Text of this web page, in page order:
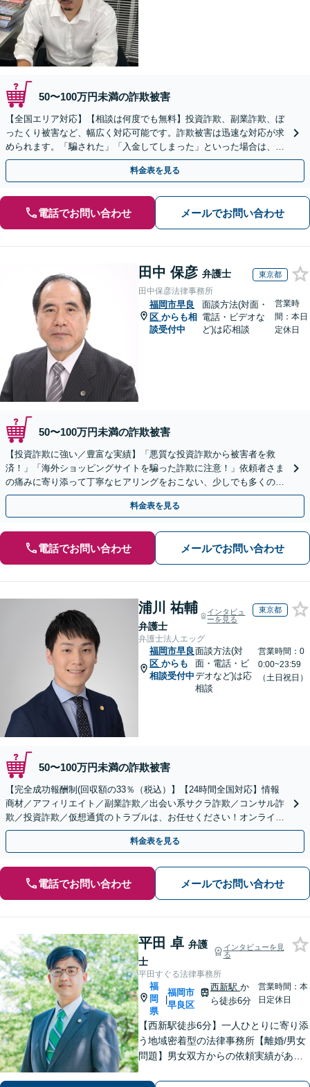
50〜100万円未満の詐欺被害
【全国エリア対応】【相談は何度でも無料】投資詐欺、副業詐欺、ぼ
ったくり被害など、幅広く対応可能です。詐欺被害は迅速な対応が求
められます。「騙された」「入金してしまった」といった場合は、お
早めにご相談ください。【電話・メール・WEB相談可】
料金表を見る
電話でお問い合わせ メールでお問い合わせ
田中 保彦 弁護士 東京都
田中保彦法律事務所
福岡市早良
区 からも相
談受付中
面談方法(対面・
電話・ビデオな
ど)は応相談
営業時
間：本日
定休日
50〜100万円未満の詐欺被害
【投資詐欺に強い／豊富な実績】「悪質な投資詐欺から被害者を救
済！」「海外ショッピングサイトを騙った詐欺に注意！」依頼者さま
の痛みに寄り添って丁寧なヒアリングをおこない、少しでも多くの返
金が得られるよう尽力します！
料金表を見る
電話でお問い合わせ メールでお問い合わせ
浦川 祐輔
弁護士
インタビュ
ーを見る
東京都
弁護士法人エッグ
福岡市早良
区 からも
相談受付中
面談方法(対
面・電話・ビ
デオなど)は応
相談
営業時間：0
0:00~23:59
（土日祝日）
50〜100万円未満の詐欺被害
【完全成功報酬制(回収額の33％（税込）】【24時間全国対応】情報
商材／アフィリエイト／副業詐欺／出会い系サクラ詐欺／コンサル詐
欺／投資詐欺／仮想通貨のトラブルは、お任せください！オンライン
のみで解決も可能！
料金表を見る
電話でお問い合わせ メールでお問い合わせ
平田 卓 弁護
士
インタビューを見
る
平田すぐる法律事務所
福
岡
県
|
福岡市
早良区
西新駅 か
ら徒歩6分
営業時間：本
日定休日
【西新駅徒歩6分】一人ひとりに寄り添
う地域密着型の法律事務所【離婚/男女
問題】男女双方からの依頼実績があり